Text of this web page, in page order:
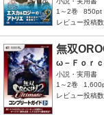
1～2巻
850pt
レビュー投稿
無双
ω－Ｆｏｒｃ
小説・実用書
1～2巻
レビュー投稿